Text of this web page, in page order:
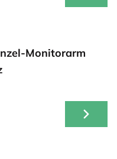
Monitorarm